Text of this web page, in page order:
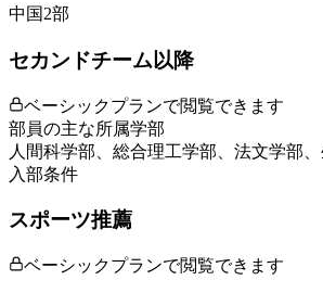
中国2部
セカンドチーム以降
ベーシックプランで閲覧できます
部員の主な所属学部
人間科学部、総合理工学部、法文学部
入部条件
スポーツ推薦
ベーシックプランで閲覧できます